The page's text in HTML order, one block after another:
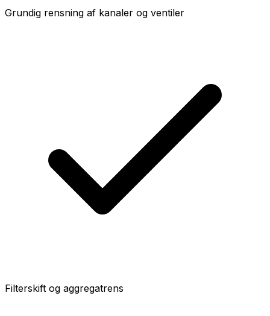
Grundig rensning af kanaler og ventiler
Filterskift og aggregatrens